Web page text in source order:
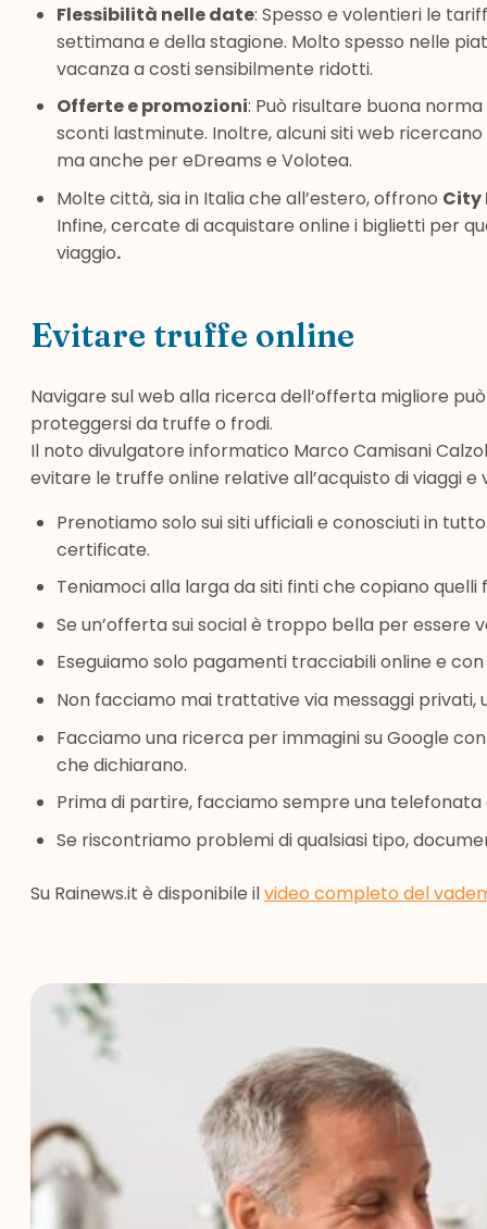
Flessibilità nelle date: Spesso e volentieri le
settimana e della stagione. Molto spesso nelle
vacanza a costi sensibilmente ridotti.
Offerte e promozioni: Può risultare buona
sconti lastminute. Inoltre, alcuni siti web
ma anche per eDreams e Volotea.
Molte città, sia in Italia che all’estero, offrono City
Infine, cercate di acquistare online i biglietti per
viaggio.
Evitare truffe online
Navigare sul web alla ricerca dell’offerta migliore
proteggersi da truffe o frodi.
Il noto divulgatore informatico Marco Camisani
evitare le truffe online relative all’acquisto di viaggi e
Prenotiamo solo sui siti ufficiali e conosciuti in
certificate.
Teniamoci alla larga da siti finti che copiano quelli
Se un’offerta sui social è troppo bella per
Eseguiamo solo pagamenti tracciabili online e
Non facciamo mai trattative via messaggi
Facciamo una ricerca per immagini su Google
che dichiarano.
Prima di partire, facciamo sempre una
Se riscontriamo problemi di qualsiasi tipo,
Su Rainews.it è disponibile ilvideo completo del